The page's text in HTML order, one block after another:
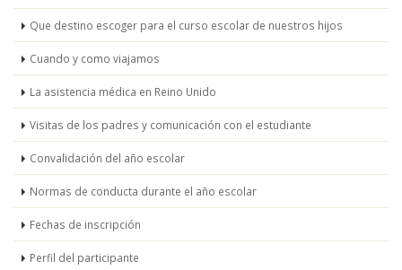
Que destino escoger para el curso escolar de nuestros hijos
Cuando y como viajamos
La asistencia médica en Reino Unido
Visitas de los padres y comunicación con el estudiante
Convalidación del año escolar
Normas de conducta durante el año escolar
Fechas de inscripción
Perfil del participante